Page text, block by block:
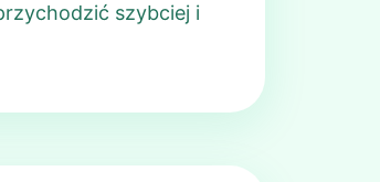
szybciej i